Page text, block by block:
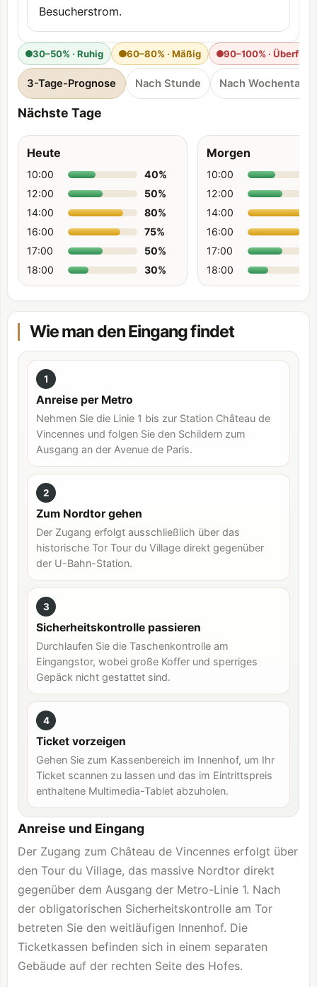
Besucherstrom.
30–50% · Ruhig 60–80% · Mäßig 90–100% · Überfüllt
3-Tage-Prognose Nach Stunde Nach Wochentag
Nächste Tage
Heute
10:00 40%
12:00
50%
14:00
80%
16:00
75%
17:00
50%
18:00
30%
Morgen
10:00
12:00
14:00
16:00
17:00
18:00
Wie man den Eingang findet
1
Anreise per Metro
Nehmen Sie die Linie 1 bis zur Station Château de
Vincennes und folgen Sie den Schildern zum
Ausgang an der Avenue de Paris.
2
Zum Nordtor gehen
Der Zugang erfolgt ausschließlich über das
historische Tor Tour du Village direkt gegenüber
der U-Bahn-Station.
3
Sicherheitskontrolle passieren
Durchlaufen Sie die Taschenkontrolle am
Eingangstor, wobei große Koffer und sperriges
Gepäck nicht gestattet sind.
4
Ticket vorzeigen
Gehen Sie zum Kassenbereich im Innenhof, um Ihr
Ticket scannen zu lassen und das im Eintrittspreis
enthaltene Multimedia-Tablet abzuholen.
Anreise und Eingang
Der Zugang zum Château de Vincennes erfolgt über
den Tour du Village, das massive Nordtor direkt
gegenüber dem Ausgang der Metro-Linie 1. Nach
der obligatorischen Sicherheitskontrolle am Tor
betreten Sie den weitläufigen Innenhof. Die
Ticketkassen befinden sich in einem separaten
Gebäude auf der rechten Seite des Hofes.